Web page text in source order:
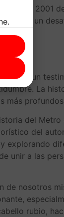
2001
es un
Es un
La
del
del
explorando
unir a las
de nosotros
rubio,